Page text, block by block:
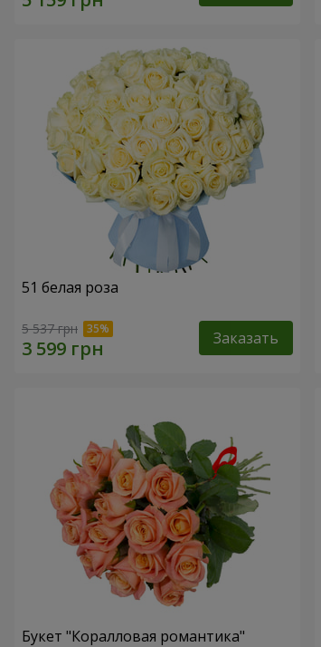
51 белая роза
5 537 грн Заказать
Букет "Коралловая романтика"